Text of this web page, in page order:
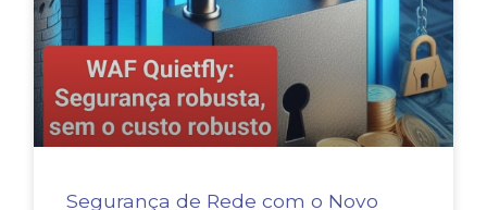
Segurança de Rede com o Novo